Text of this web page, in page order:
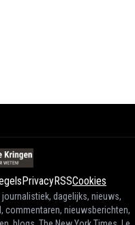
PrivacyRSSCookies
dagelijks, nieuws,
commentaren, nieuwsberichten,